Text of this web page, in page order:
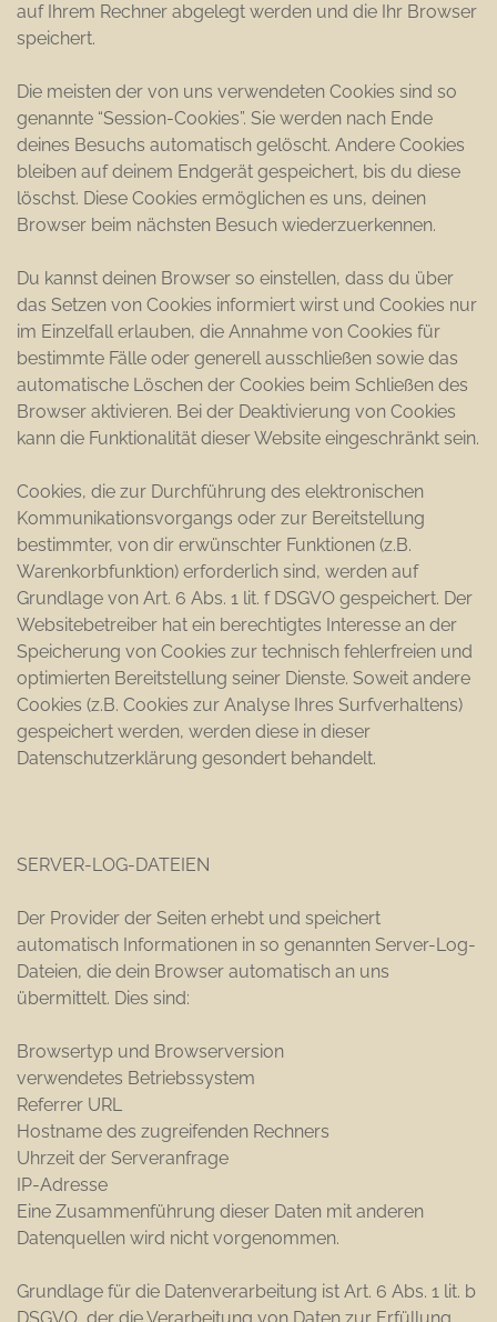
auf Ihrem Rechner abgelegt werden und die Ihr Browser
speichert.
Die meisten der von uns verwendeten Cookies sind so
genannte “Session-Cookies”. Sie werden nach Ende
deines Besuchs automatisch gelöscht. Andere Cookies
bleiben auf deinem Endgerät gespeichert, bis du diese
löschst. Diese Cookies ermöglichen es uns, deinen
Browser beim nächsten Besuch wiederzuerkennen.
Du kannst deinen Browser so einstellen, dass du über
das Setzen von Cookies informiert wirst und Cookies nur
im Einzelfall erlauben, die Annahme von Cookies für
bestimmte Fälle oder generell ausschließen sowie das
automatische Löschen der Cookies beim Schließen des
Browser aktivieren. Bei der Deaktivierung von Cookies
kann die Funktionalität dieser Website eingeschränkt sein.
Cookies, die zur Durchführung des elektronischen
Kommunikationsvorgangs oder zur Bereitstellung
bestimmter, von dir erwünschter Funktionen (z.B.
Warenkorbfunktion) erforderlich sind, werden auf
Grundlage von Art. 6 Abs. 1 lit. f DSGVO gespeichert. Der
Websitebetreiber hat ein berechtigtes Interesse an der
Speicherung von Cookies zur technisch fehlerfreien und
optimierten Bereitstellung seiner Dienste. Soweit andere
Cookies (z.B. Cookies zur Analyse Ihres Surfverhaltens)
gespeichert werden, werden diese in dieser
Datenschutzerklärung gesondert behandelt.
SERVER-LOG-DATEIEN
Der Provider der Seiten erhebt und speichert
automatisch Informationen in so genannten Server-Log-
Dateien, die dein Browser automatisch an uns
übermittelt. Dies sind:
Browsertyp und Browserversion
verwendetes Betriebssystem
Referrer URL
Hostname des zugreifenden Rechners
Uhrzeit der Serveranfrage
IP-Adresse
Eine Zusammenführung dieser Daten mit anderen
Datenquellen wird nicht vorgenommen.
Grundlage für die Datenverarbeitung ist Art. 6 Abs. 1 lit. b